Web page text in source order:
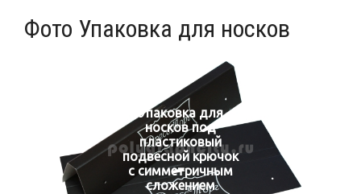
Фото Упаковка для носков
Упаковка для
носков под
пластиковый
подвесной крючок
с симметричным
сложением